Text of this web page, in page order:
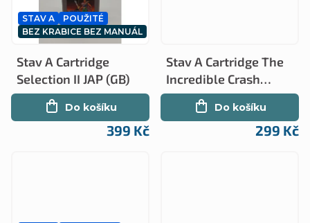
ů
STAV A
POUŽITÉ
BEZ KRABICE BEZ MANUÁL
Stav A Cartridge
Selection II JAP (GB)
399 Kč
Do košíku
Stav A Cartridge The
Incredible Crash
Dummies (GB)
299 Kč
Do košíku